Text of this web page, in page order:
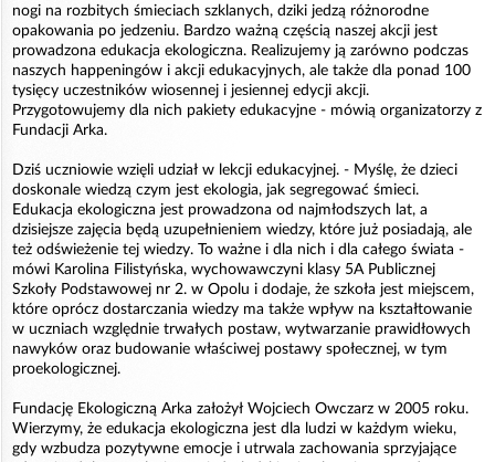
nogi na rozbitych śmieciach szklanych, dziki jedzą różnorodne
opakowania po jedzeniu. Bardzo ważną częścią naszej akcji jest
prowadzona edukacja ekologiczna. Realizujemy ją zarówno podczas
naszych happeningów i akcji edukacyjnych, ale także dla ponad 100
tysięcy uczestników wiosennej i jesiennej edycji akcji.
Przygotowujemy dla nich pakiety edukacyjne - mówią organizatorzy z
Fundacji Arka.
Dziś uczniowie wzięli udział w lekcji edukacyjnej. - Myślę, że dzieci
doskonale wiedzą czym jest ekologia, jak segregować śmieci.
Edukacja ekologiczna jest prowadzona od najmłodszych lat, a
dzisiejsze zajęcia będą uzupełnieniem wiedzy, które już posiadają, ale
też odświeżenie tej wiedzy. To ważne i dla nich i dla całego świata -
mówi Karolina Filistyńska, wychowawczyni klasy 5A Publicznej
Szkoły Podstawowej nr 2. w Opolu i dodaje, że szkoła jest miejscem,
które oprócz dostarczania wiedzy ma także wpływ na kształtowanie
w uczniach względnie trwałych postaw, wytwarzanie prawidłowych
nawyków oraz budowanie właściwej postawy społecznej, w tym
proekologicznej.
Fundację Ekologiczną Arka założył Wojciech Owczarz w 2005 roku.
Wierzymy, że edukacja ekologiczna jest dla ludzi w każdym wieku,
gdy wzbudza pozytywne emocje i utrwala zachowania sprzyjające